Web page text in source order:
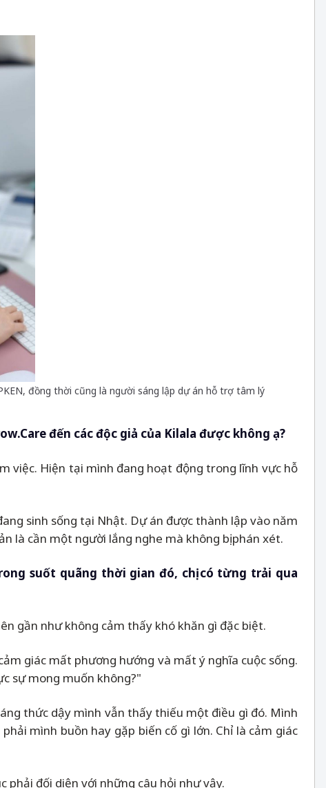
đồng thời cũng là người sáng lập dự án hỗ trợ tâm lý
đến các độc giả của Kilala được không ạ?
việc. Hiện tại mình đang hoạt động trong lĩnh vực hỗ
sinh sống tại Nhật. Dự án được thành lập vào năm
là cần một người lắng nghe mà không bị phán xét.
suốt quãng thời gian đó, chị có từng trải qua
gần như không cảm thấy khó khăn gì đặc biệt.
giác mất phương hướng và mất ý nghĩa cuộc sống.
sự mong muốn không?"
thức dậy mình vẫn thấy thiếu một điều gì đó. Mình
mình buồn hay gặp biến cố gì lớn. Chỉ là cảm giác
đối diện với những câu hỏi như vậy.